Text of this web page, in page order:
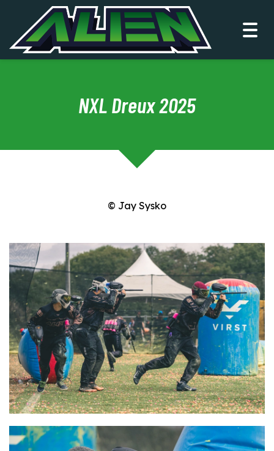
NXL Dreux 2025
© Jay Sysko